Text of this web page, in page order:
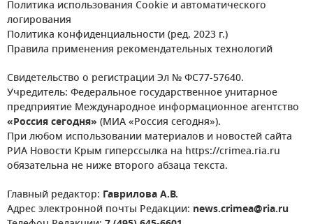
Политика использования Cookie и автоматического
логирования
Политика конфиденциальности (ред. 2023 г.)
Правила применения рекомендательных технологий
Свидетельство о регистрации Эл № ФС77-57640.
Учредитель: Федеральное государственное унитарное
предприятие Международное информационное агентство
«Россия сегодня» (МИА «Россия сегодня»).
При любом использовании материалов и новостей сайта
РИА Новости Крым гиперссылка на https://crimea.ria.ru
обязательна не ниже второго абзаца текста.
Главный редактор: Гаврилова А.В.
Адрес электронной почты Редакции: news.crimea@ria.ru